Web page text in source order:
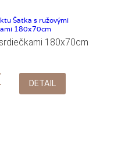
180x70cm
DETAIL